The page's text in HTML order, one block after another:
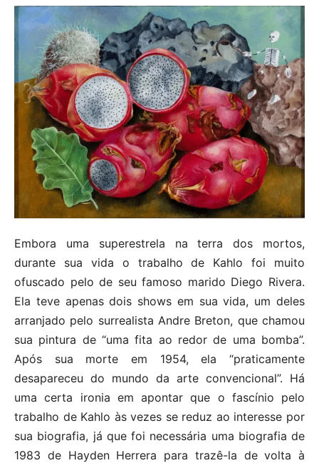
Embora uma superestrela na terra dos mortos,
durante sua vida o trabalho de Kahlo foi muito
ofuscado pelo de seu famoso marido Diego Rivera.
Ela teve apenas dois shows em sua vida, um deles
arranjado pelo surrealista Andre Breton, que chamou
sua pintura de “uma fita ao redor de uma bomba”.
Após sua morte em 1954, ela “praticamente
desapareceu do mundo da arte convencional”. Há
uma certa ironia em apontar que o fascínio pelo
trabalho de Kahlo às vezes se reduz ao interesse por
sua biografia, já que foi necessária uma biografia de
1983 de Hayden Herrera para trazê-la de volta à